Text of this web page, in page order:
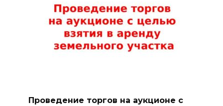
Проведение торгов на аукционе с